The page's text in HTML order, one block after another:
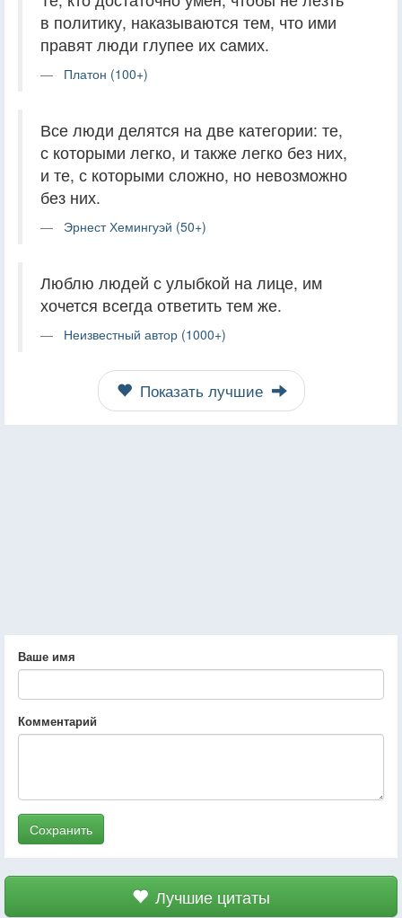
в политику, наказываются тем, что ими
правят люди глупее их самих.
Платон (100+)
Все люди делятся на две категории: те,
с которыми легко, и также легко без них,
и те, с которыми сложно, но невозможно
без них.
Эрнест Хемингуэй (50+)
Люблю людей с улыбкой на лице, им
хочется всегда ответить тем же.
Неизвестный автор (1000+)
Показать лучшие
Ваше имя
Комментарий
Сохранить
Лучшие цитаты